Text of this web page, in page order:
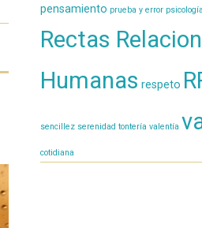
pensamiento prueba y error psicología
Rectas
Humanas respeto
sencillez serenidad tontería valentía
cotidiana